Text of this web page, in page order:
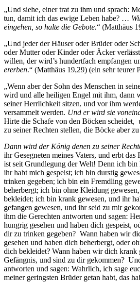
„Und siehe, einer trat zu ihm und sprach:
tun, damit ich das ewige Leben habe? …
eingehen, so halte die Gebote.“ (Matthäus
„Und jeder der Häuser oder Brüder oder
oder Mutter oder Kinder oder Äcker
willen, der wird’s hundertfach empfangen
ererben.“ (Matthäus 19,29) (ein sehr teurer
„Wenn aber der Sohn des Menschen in
wird und alle heiligen Engel mit ihm, dann
seiner Herrlichkeit sitzen, und vor ihm
versammelt werden. Und er wird sie
Hirte die Schafe von den Böcken scheidet,
zu seiner Rechten stellen, die Böcke aber
Dann wird der König denen zu seiner
ihr Gesegneten meines Vaters, und erbt das
ist seit Grundlegung der Welt! Denn ich bin
ihr habt mich gespeist; ich bin durstig
trinken gegeben; ich bin ein Fremdling
beherbergt; ich bin ohne Kleidung
bekleidet; ich bin krank gewesen, und ihr
gefangen gewesen, und ihr seid zu mir
ihm die Gerechten antworten und sagen:
hungrig gesehen und haben dich gespeist,
dir zu trinken gegeben? Wann haben wir
gesehen und haben dich beherbergt, oder
dich bekleidet? Wann haben wir dich krank
Gefängnis, und sind zu dir gekommen?
antworten und sagen: Wahrlich, ich sage
meiner geringsten Brüder getan habt, das